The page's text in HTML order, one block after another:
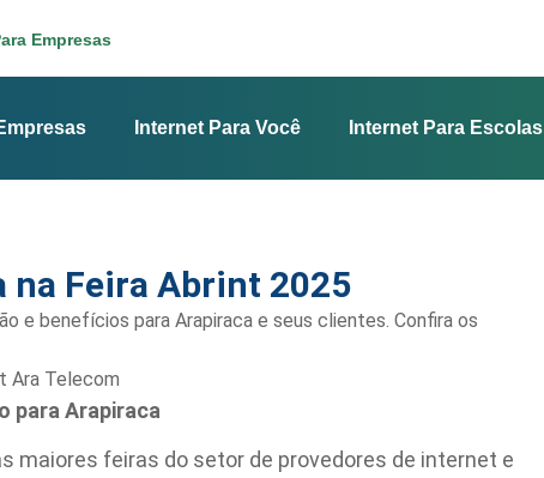
Empresas
Internet Para Você Internet Para Escolas
na Feira Abrint 2025
e benefícios para Arapiraca e seus clientes. Confira os
para Arapiraca
maiores feiras do setor de provedores de internet e